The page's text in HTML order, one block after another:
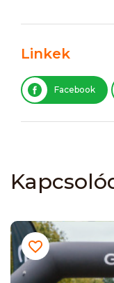
Linkek
Facebook